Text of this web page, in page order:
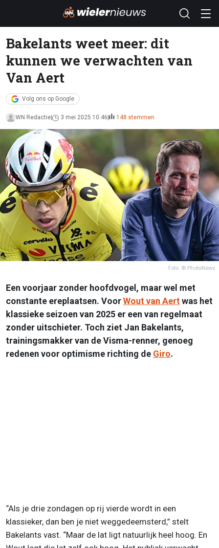
Bakelants weet meer: dit
kunnen we verwachten van
Van Aert
Volg ons op Google
WN Redactie 3 mei 2025 10:46 148 stemmen
Foto: © PhotoNews
Een voorjaar zonder hoofdvogel, maar wel met
constante ereplaatsen. VoorWout van Aertwas het
klassieke seizoen van 2025 er een van regelmaat
zonder uitschieter. Toch ziet Jan Bakelants,
trainingsmakker van de Visma-renner, genoeg
redenen voor optimisme richting de Giro.
“Als je drie zondagen op rij vierde wordt in een
klassieker, dan ben je niet weggedeemsterd,” stelt
Bakelants vast. “Maar de lat ligt natuurlijk heel hoog. En